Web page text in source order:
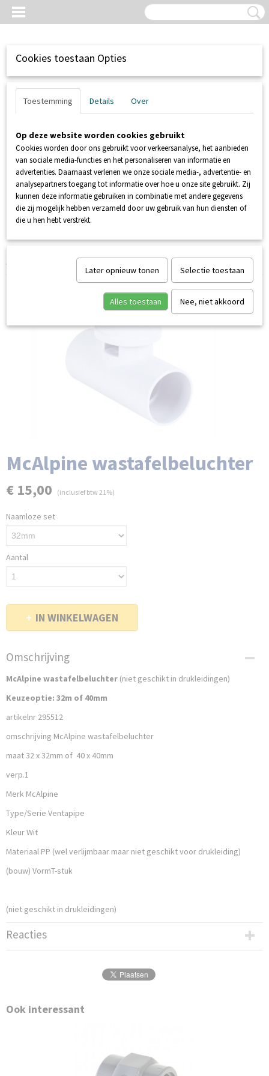
Inloggen Registreren
UW WINKELWAGEN
Appendages
McAlpine wastafelbeluchter
McAlpine wastafelbeluchter
€ 15,00 (inclusief btw 21%)
Naamloze set
Aantal
IN WINKELWAGEN
Omschrijving
McAlpine wastafelbeluchter (niet geschikt in drukleidingen)
Keuzeoptie: 32m of 40mm
artikelnr 295512
omschrijving McAlpine wastafelbeluchter
maat 32 x 32mm of 40 x 40mm
verp.1
Merk McAlpine
Type/Serie Ventapipe
Kleur Wit
Materiaal PP (wel verlijmbaar maar niet geschikt voor drukleiding)
(bouw) VormT-stuk
(niet geschikt in drukleidingen)
Reacties
Ook interessant
Cookies toestaan Opties
Toestemming Details Over
Op deze website worden cookies gebruikt
Cookies worden door ons gebruikt voor verkeersanalyse, het aanbieden
van sociale media-functies en het personaliseren van informatie en
advertenties. Daarnaast verlenen we onze sociale media-, advertentie- en
analysepartners toegang tot informatie over hoe u onze site gebruikt. Zij
kunnen deze informatie gebruiken in combinatie met andere gegevens
die zij mogelijk hebben verzameld door uw gebruik van hun diensten of
die u hen hebt verstrekt.
Later opnieuw tonen Selectie toestaan
Alles toestaan Nee, niet akkoord